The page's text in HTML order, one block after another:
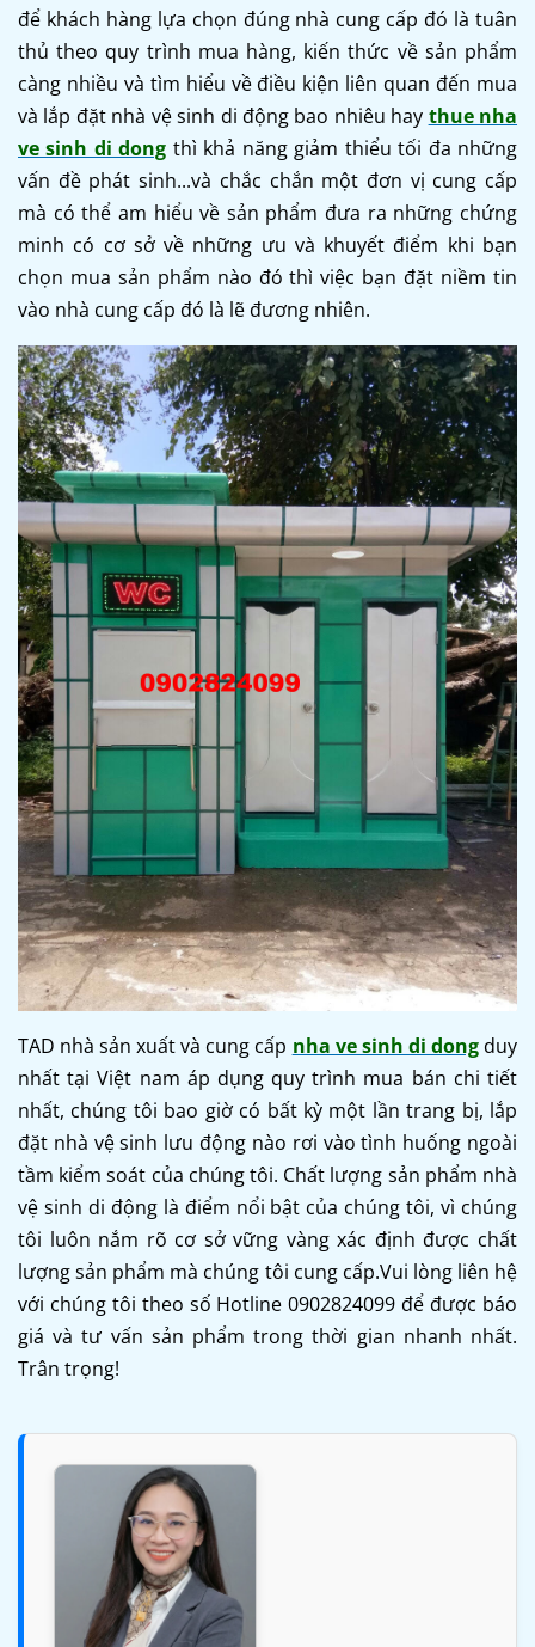
để khách hàng lựa chọn đúng nhà cung cấp đó là tuân
thủ theo quy trình mua hàng, kiến thức về sản phẩm
càng nhiều và tìm hiểu về điều kiện liên quan đến mua
và lắp đặt nhà vệ sinh di động bao nhiêu hay thue nha
ve sinh di dong thì khả năng giảm thiểu tối đa những
vấn đề phát sinh...và chắc chắn một đơn vị cung cấp
mà có thể am hiểu về sản phẩm đưa ra những chứng
minh có cơ sở về những ưu và khuyết điểm khi bạn
chọn mua sản phẩm nào đó thì việc bạn đặt niềm tin
vào nhà cung cấp đó là lẽ đương nhiên.
TAD nhà sản xuất và cung cấp nha ve sinh di dongduy
nhất tại Việt nam áp dụng quy trình mua bán chi tiết
nhất, chúng tôi bao giờ có bất kỳ một lần trang bị, lắp
đặt nhà vệ sinh lưu động nào rơi vào tình huống ngoài
tầm kiểm soát của chúng tôi. Chất lượng sản phẩm nhà
vệ sinh di động là điểm nổi bật của chúng tôi, vì chúng
tôi luôn nắm rõ cơ sở vững vàng xác định được chất
lượng sản phẩm mà chúng tôi cung cấp.Vui lòng liên hệ
với chúng tôi theo số Hotline 0902824099 để được báo
giá và tư vấn sản phẩm trong thời gian nhanh nhất.
Trân trọng!